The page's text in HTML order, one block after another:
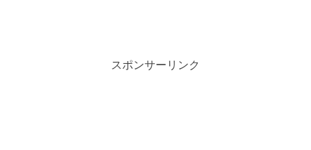
スポンサーリンク